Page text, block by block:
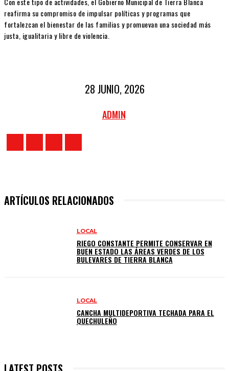
reafirma su compromiso de impulsar políticas y programas que
fortalezcan el bienestar de las familias y promuevan una sociedad más
justa, igualitaria y libre de violencia.
28 JUNIO, 2026
ADMIN
ARTÍCULOS RELACIONADOS
LOCAL
RIEGO CONSTANTE PERMITE CONSERVAR EN
BUEN ESTADO LAS ÁREAS VERDES DE LOS
BULEVARES DE TIERRA BLANCA
LOCAL
CANCHA MULTIDEPORTIVA TECHADA PARA EL
QUECHULEÑO